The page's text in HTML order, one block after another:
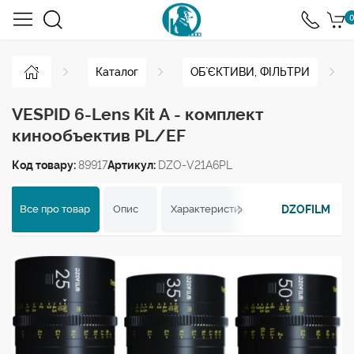
0
Каталог ОБ`ЄКТИВИ, ФІЛЬТРИ
VESPID 6-Lens Kit A - комплект
кинообъектив PL/EF
Код товару:89917Артикул: DZO-V21A6PL
Все про товар Опис Характеристики Відгуки
DZOFILM